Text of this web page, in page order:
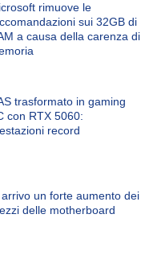
rimuove le
sui 32GB di
a causa della carenza di
trasformato in gaming
con RTX 5060:
record
arrivo un forte aumento dei
delle motherboard